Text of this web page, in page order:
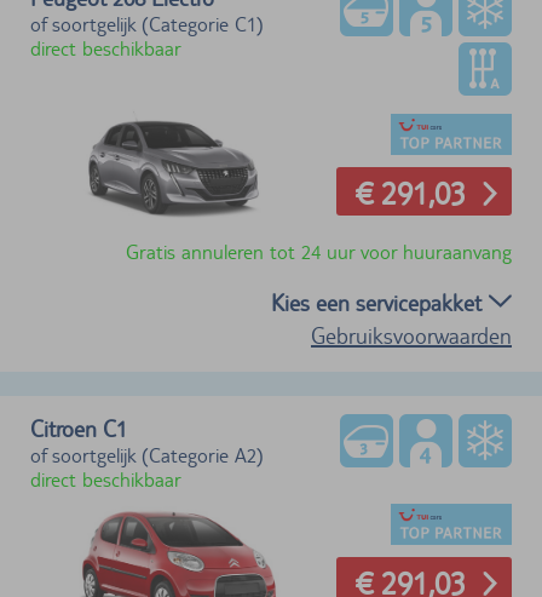
of soortgelijk (Categorie C1)
direct beschikbaar
€ 291,03
Gratis annuleren tot 24 uur voor huuraanvang
Kies een servicepakket
Gebruiksvoorwaarden
Citroen C1
of soortgelijk (Categorie A2)
direct beschikbaar
€ 291,03